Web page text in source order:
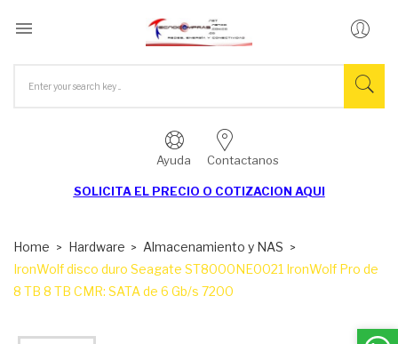

Ayuda Contactanos
SOLICITA EL PRECIO O COTIZACION AQUI
Home Hardware
Almacenamiento y NAS
IronWolf disco duro Seagate ST8000NE0021 IronWolf Pro de
8 TB 8 TB CMR: SATA de 6 Gb/s 7200